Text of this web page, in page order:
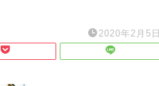
2020年2月5日